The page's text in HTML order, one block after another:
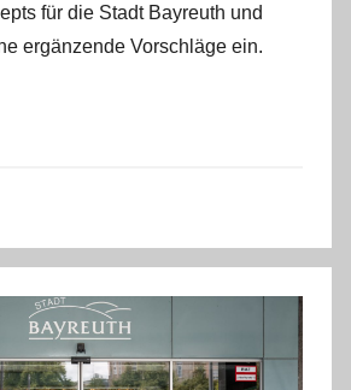
für die Stadt Bayreuth und
ergänzende Vorschläge ein.